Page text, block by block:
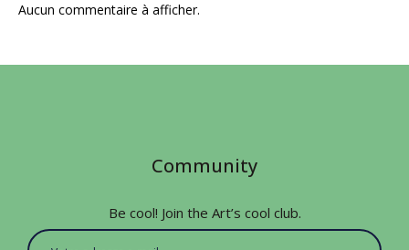
Aucun commentaire à afficher.
Community
Be cool! Join the Art’s cool club.